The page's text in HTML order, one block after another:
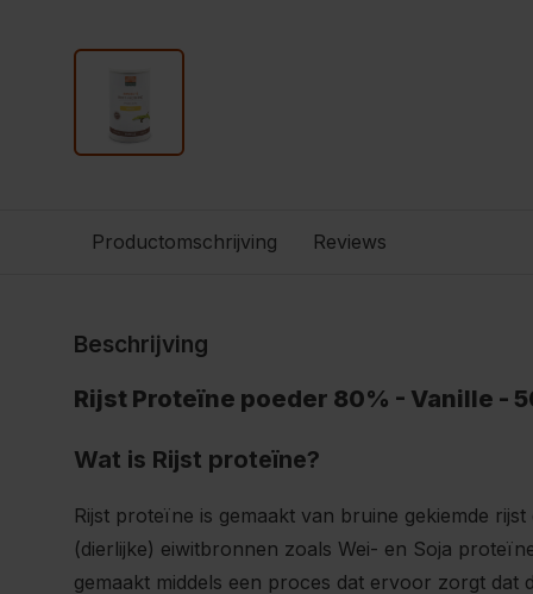
Productomschrijving Reviews
Beschrijving
Rijst Proteïne poeder 80% - Vanille -
Wat is Rijst proteïne?
Rijst proteïne is gemaakt van bruine gekiemde
(dierlijke) eiwitbronnen zoals Wei- en Soja
gemaakt middels een proces dat ervoor zorgt dat